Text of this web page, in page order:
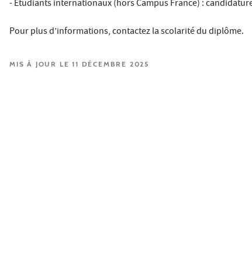
- Etudiants internationaux (hors Campus France) :
Pour plus d’informations, contactez la scolarité du diplôme.
MIS À JOUR LE 11 DÉCEMBRE 2025